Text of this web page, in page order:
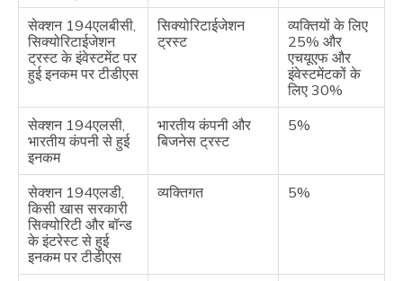
सेक्शन 194एलबीसी,
सिक्योरिटाईजेशन
ट्रस्ट के इंवेस्टमेंट पर
हुई इनकम पर टीडीएस
सिक्योरिटाईजेशन
ट्रस्ट
व्यक्तियों के लिए
25% और
एचयूएफ और
इंवेस्टमेंटकों के
लिए 30%
सेक्शन 194एलसी,
भारतीय कंपनी से हुई
इनकम
भारतीय कंपनी और
बिजनेस ट्रस्ट
5%
सेक्शन 194एलडी,
किसी खास सरकारी
सिक्योरिटी और बॉन्ड
के इंटरेस्ट से हुई
इनकम पर टीडीएस
व्यक्तिगत 5%